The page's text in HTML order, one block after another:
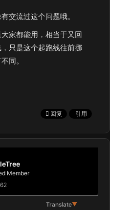
交流过这个问题哦。
家都能用，相当于又回
只是这个起跑线往前挪
同。
回复 引用
Member
Translate▼